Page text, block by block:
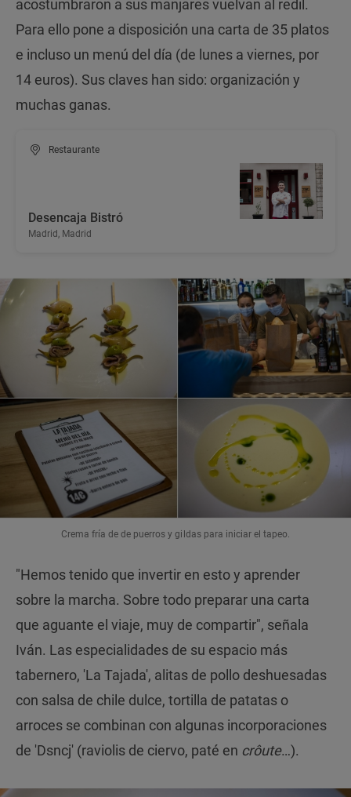
acostumbraron a sus manjares vuelvan al redil.
Para ello pone a disposición una carta de 35 platos
e incluso un menú del día (de lunes a viernes, por
14 euros). Sus claves han sido: organización y
muchas ganas.
Restaurante
Desencaja Bistró
Madrid, Madrid
Crema fría de de puerros y gildas para iniciar el tapeo.
"Hemos tenido que invertir en esto y aprender
sobre la marcha. Sobre todo preparar una carta
que aguante el viaje, muy de compartir", señala
Iván. Las especialidades de su espacio más
tabernero, 'La Tajada', alitas de pollo deshuesadas
con salsa de chile dulce, tortilla de patatas o
arroces se combinan con algunas incorporaciones
de 'Dsncj' (raviolis de ciervo, paté en crôute…).